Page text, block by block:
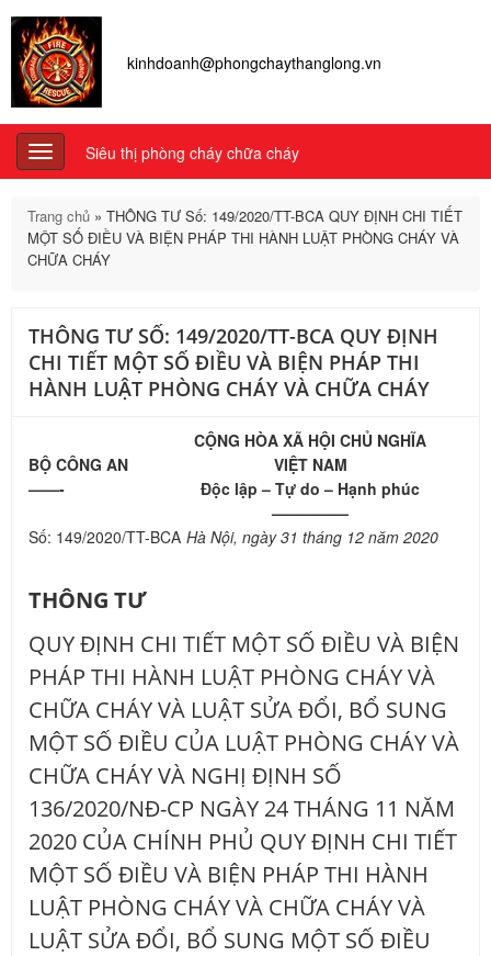
kinhdoanh@phongchaythanglong.vn
Toggle
navigation
Siêu thị phòng cháy chữa cháy
Trang chủ » THÔNG TƯ Số: 149/2020/TT-BCA QUY ĐỊNH CHI TIẾT
MỘT SỐ ĐIỀU VÀ BIỆN PHÁP THI HÀNH LUẬT PHÒNG CHÁY VÀ
CHỮA CHÁY
THÔNG TƯ SỐ: 149/2020/TT-BCA QUY ĐỊNH
CHI TIẾT MỘT SỐ ĐIỀU VÀ BIỆN PHÁP THI
HÀNH LUẬT PHÒNG CHÁY VÀ CHỮA CHÁY
BỘ CÔNG AN
——-
CỘNG HÒA XÃ HỘI CHỦ NGHĨA
VIỆT NAM
Độc lập – Tự do – Hạnh phúc
—————
Số: 149/2020/TT-BCA Hà Nội, ngày31 tháng 12 năm 2020
THÔNG TƯ
QUY ĐỊNH CHI TIẾT MỘT SỐ ĐIỀU VÀ BIỆN
PHÁP THI HÀNH LUẬT PHÒNG CHÁY VÀ
CHỮA CHÁY VÀ LUẬT SỬA ĐỔI, BỔ SUNG
MỘT SỐ ĐIỀU CỦA LUẬT PHÒNG CHÁY VÀ
CHỮA CHÁY VÀ NGHỊ ĐỊNH SỐ
136/2020/NĐ-CP NGÀY 24 THÁNG 11 NĂM
2020 CỦA CHÍNH PHỦ QUY ĐỊNH CHI TIẾT
MỘT SỐ ĐIỀU VÀ BIỆN PHÁP THI HÀNH
LUẬT PHÒNG CHÁY VÀ CHỮA CHÁY VÀ
LUẬT SỬA ĐỔI, BỔ SUNG MỘT SỐ ĐIỀU